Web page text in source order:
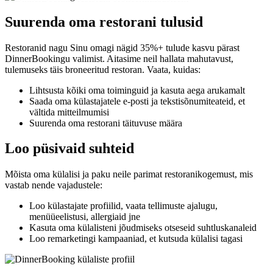
Suurenda oma restorani tulusid
Restoranid nagu Sinu omagi nägid 35%+ tulude kasvu pärast
DinnerBookingu valimist. Aitasime neil hallata mahutavust,
tulemuseks täis broneeritud restoran. Vaata, kuidas:
Lihtsusta kõiki oma toiminguid ja kasuta aega arukamalt
Saada oma külastajatele e-posti ja tekstisõnumiteateid, et
vältida mitteilmumisi
Suurenda oma restorani täituvuse määra
Loo püsivaid suhteid
Mõista oma külalisi ja paku neile parimat restoranikogemust, mis
vastab nende vajadustele:
Loo külastajate profiilid, vaata tellimuste ajalugu,
menüüeelistusi, allergiaid jne
Kasuta oma külalisteni jõudmiseks otseseid suhtluskanaleid
Loo remarketingi kampaaniad, et kutsuda külalisi tagasi